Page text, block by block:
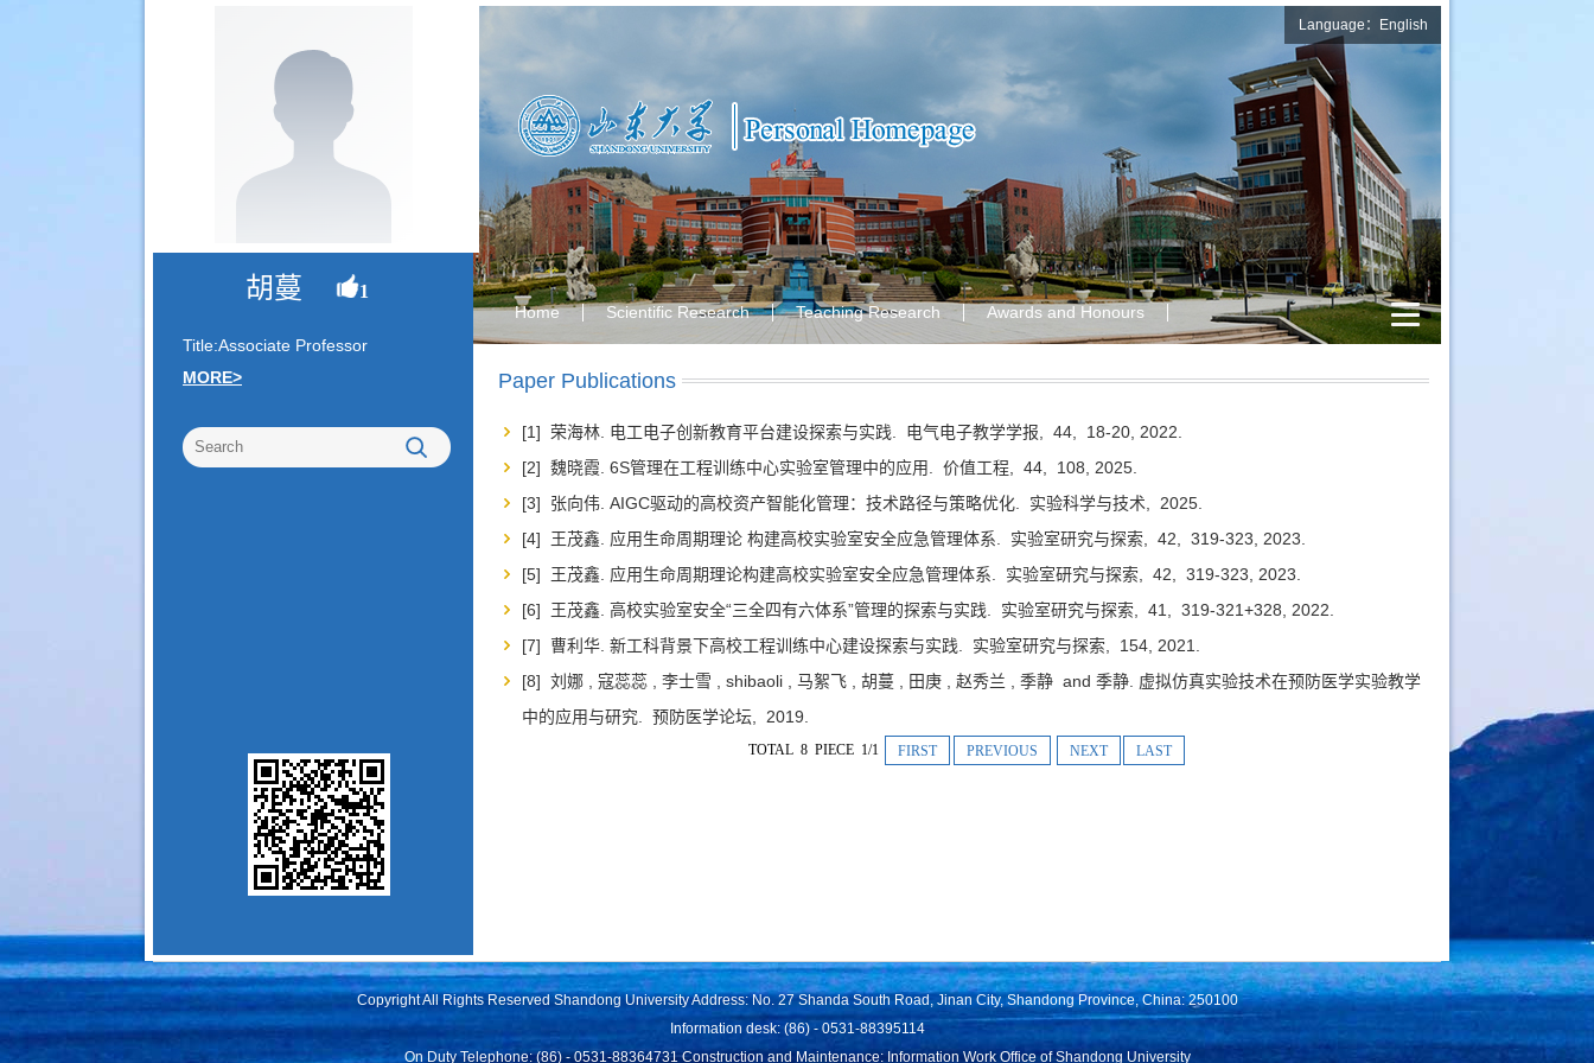
胡蔓 1
Title:Associate Professor
MORE>
Language：English
Home Scientific Research Teaching Research Awards and Honours
Paper Publications
[1] 荣海林. 电工电子创新教育平台建设探索与实践. 电气电子教学学报, 44, 18-20, 2022.
[2] 魏晓霞. 6S管理在工程训练中心实验室管理中的应用.
价值工程, 44, 108,
2025.
[3] 张向伟. AIGC驱动的高校资产智能化管理：技术路径与策略优化.
实验科学与技术,
2025.
[4] 王茂鑫. 应用生命周期理论 构建高校实验室安全应急管理体系.
实验室研究与探索, 42, 319-323,
2023.
[5] 王茂鑫. 应用生命周期理论构建高校实验室安全应急管理体系.
实验室研究与探索, 42, 319-323,
2023.
[6] 王茂鑫. 高校实验室安全“三全四有六体系”管理的探索与实践.
实验室研究与探索, 41, 319-321+328,
2022.
[7] 曹利华. 新工科背景下高校工程训练中心建设探索与实践.
实验室研究与探索, 154, 2021.
[8] 刘娜 , 寇蕊蕊 , 李士雪 , shibaoli , 马絮飞 , 胡蔓 , 田庚 , 赵秀兰 , 季静 and 季静. 虚拟仿真实验技术在预防医学实验教学
中的应用与研究.
预防医学论坛, 2019.
TOTAL 8 PIECE 1/1 FIRST PREVIOUS NEXT LAST
Copyright All Rights Reserved Shandong University Address: No. 27 Shanda South Road, Jinan City, Shandong Province, China: 250100
Information desk: (86) - 0531-88395114
On Duty Telephone: (86) - 0531-88364731 Construction and Maintenance: Information Work Office of Shandong University